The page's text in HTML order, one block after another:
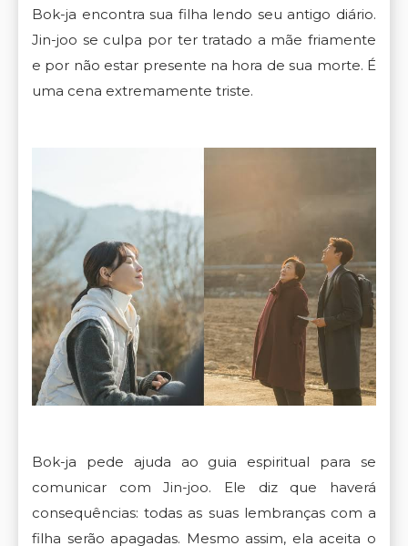
Bok-ja encontra sua filha lendo seu antigo diário.
Jin-joo se culpa por ter tratado a mãe friamente
e por não estar presente na hora de sua morte. É
uma cena extremamente triste.
Bok-ja pede ajuda ao guia espiritual para se
comunicar com Jin-joo. Ele diz que haverá
consequências: todas as suas lembranças com a
filha serão apagadas. Mesmo assim, ela aceita o